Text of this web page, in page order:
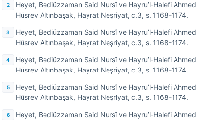
Heyet, Bediüzzaman Said Nursî ve Hayru’l-Halefi Ahmed
Hüsrev Altınbaşak, Hayrat Neşriyat, c.3, s. 1168-1174.
Heyet, Bediüzzaman Said Nursî ve Hayru’l-Halefi Ahmed
Hüsrev Altınbaşak, Hayrat Neşriyat, c.3, s. 1168-1174.
Heyet, Bediüzzaman Said Nursî ve Hayru’l-Halefi Ahmed
Hüsrev Altınbaşak, Hayrat Neşriyat, c.3, s. 1168-1174.
Heyet, Bediüzzaman Said Nursî ve Hayru’l-Halefi Ahmed
Hüsrev Altınbaşak, Hayrat Neşriyat, c.3, s. 1168-1174.
Heyet, Bediüzzaman Said Nursî ve Hayru’l-Halefi Ahmed